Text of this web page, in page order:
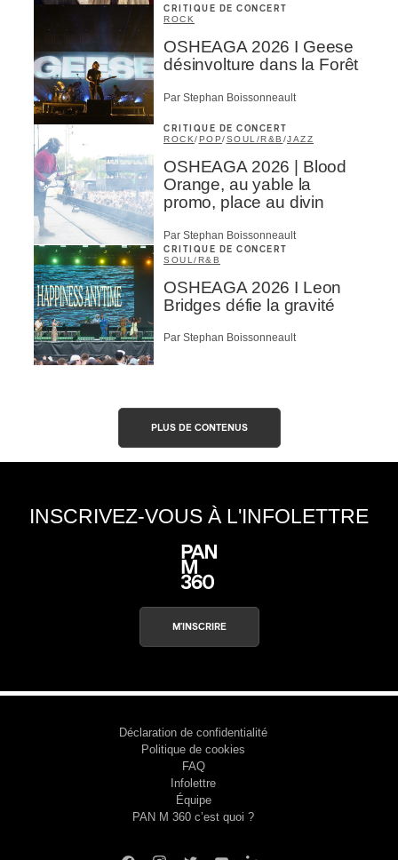
CRITIQUE DE CONCERT
ROCK
OSHEAGA 2026 I Geese
désinvolture dans la Forêt
Par Stephan Boissonneault
CRITIQUE DE CONCERT
ROCK/POP/SOUL/R&B /JAZZ
OSHEAGA 2026 | Blood
Orange, au yable la
promo, place au divin
Par Stephan Boissonneault
CRITIQUE DE CONCERT
SOUL/R&B
OSHEAGA 2026 I Leon
Bridges défie la gravité
Par Stephan Boissonneault
PLUS DE CONTENUS
INSCRIVEZ-VOUS À L'INFOLETTRE
M'INSCRIRE
Déclaration de confidentialité
Politique de cookies
FAQ
Infolettre
Équipe
PAN M 360 c’est quoi ?